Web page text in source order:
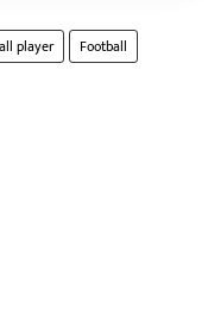
player
Football